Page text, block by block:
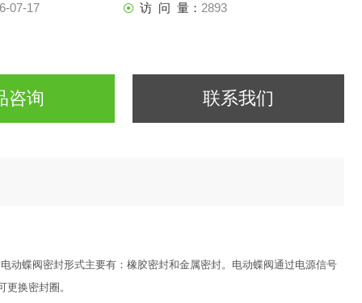
07-17 访 问 量： 2893
咨询 联系我们
动蝶阀密封形式主要有：橡胶密封和金属密封。电动蝶阀通过电源信号
换密封圈。